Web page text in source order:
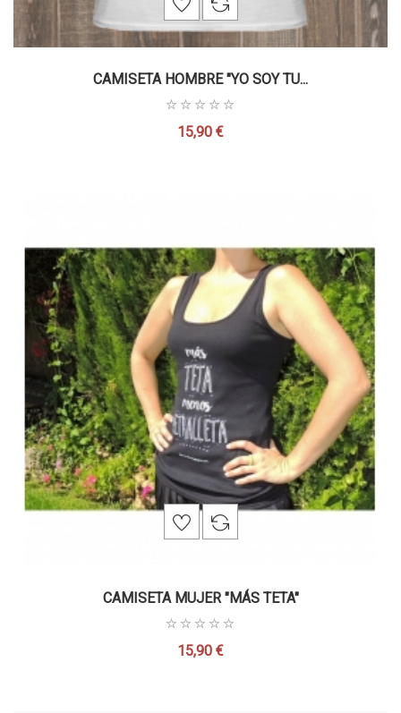
CAMISETA HOMBRE "YO SOY TU...
Precio
15,90 €
CAMISETA MUJER "MÁS TETA"
Precio
15,90 €